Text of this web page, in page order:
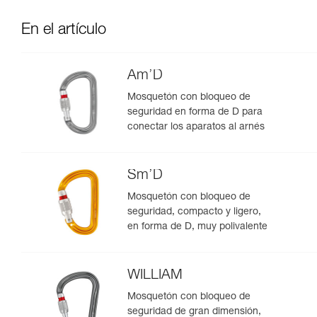
En el artículo
Am’D
Mosquetón con bloqueo de
seguridad en forma de D para
conectar los aparatos al arnés
Sm’D
Mosquetón con bloqueo de
seguridad, compacto y ligero,
en forma de D, muy polivalente
WILLIAM
Mosquetón con bloqueo de
seguridad de gran dimensión,